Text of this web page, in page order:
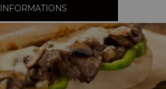
INFORMATIONS